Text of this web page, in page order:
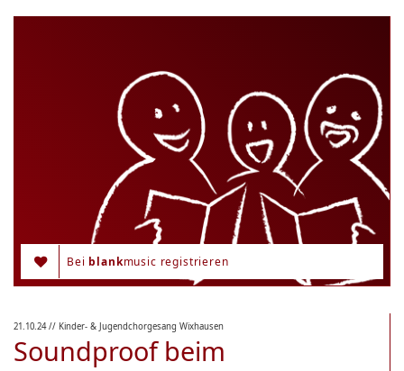
Bei blankmusic registrieren
21.10.24// Kinder- & Jugendchorgesang Wixhausen
Soundproof beim